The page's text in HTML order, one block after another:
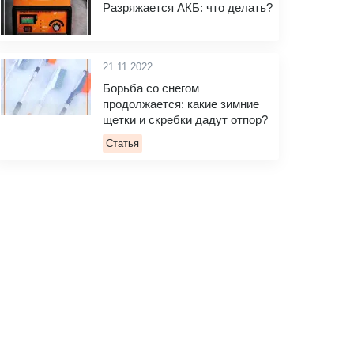
Разряжается АКБ: что делать?
21.11.2022
Борьба со снегом
продолжается: какие зимние
щетки и скребки дадут отпор?
Статья